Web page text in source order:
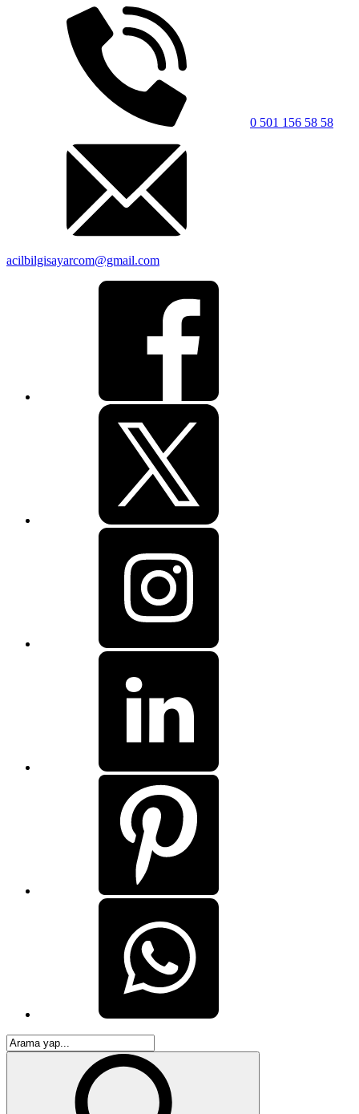
0 501 156 58 58
acilbilgisayarcom@gmail.com